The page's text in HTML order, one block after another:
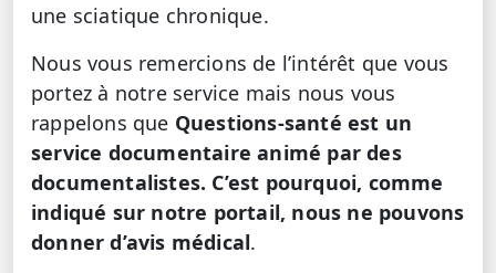
une sciatique chronique.
Nous vous remercions de l’intérêt que vous
portez à notre service mais nous vous
rappelons que Questions-santé est un
service documentaire animé par des
documentalistes. C’est pourquoi, comme
indiqué sur notre portail, nous ne pouvons
donner d’avis médical.